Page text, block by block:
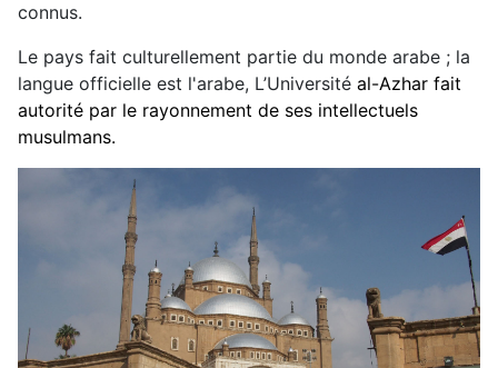
connus.
Le pays fait culturellement partie du monde arabe ; la
langue officielle est l'arabe, L’Université al-Azhar fait
autorité par le rayonnement de ses intellectuels
musulmans.